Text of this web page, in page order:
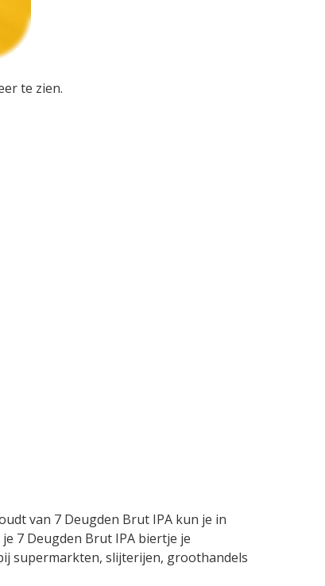
te zien.
van 7 Deugden Brut IPA kun je in
7 Deugden Brut IPA biertje je
supermarkten, slijterijen, groothandels